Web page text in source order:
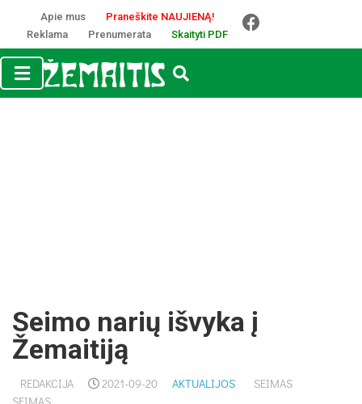
Apie mus
Praneškite NAUJIENĄ!
Reklama
Prenumerata Skaityti PDF
Seimo narių išvyka į
Žemaitiją
REDAKCIJA 2021-09-20 AKTUALIJOS
SEIMAS